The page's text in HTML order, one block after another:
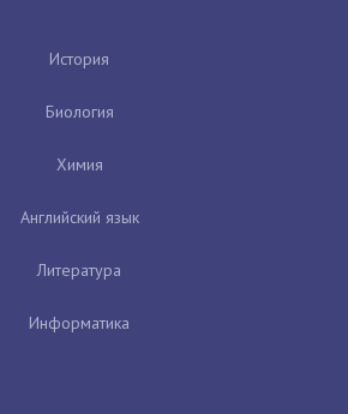
История
Биология
Химия
Английский язык
Литература
Информатика